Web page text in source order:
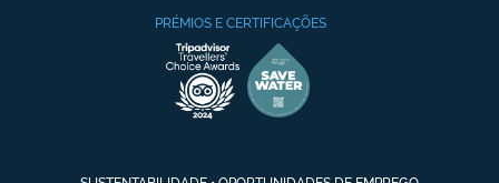
PRÉMIOS E CERTIFICAÇÕES